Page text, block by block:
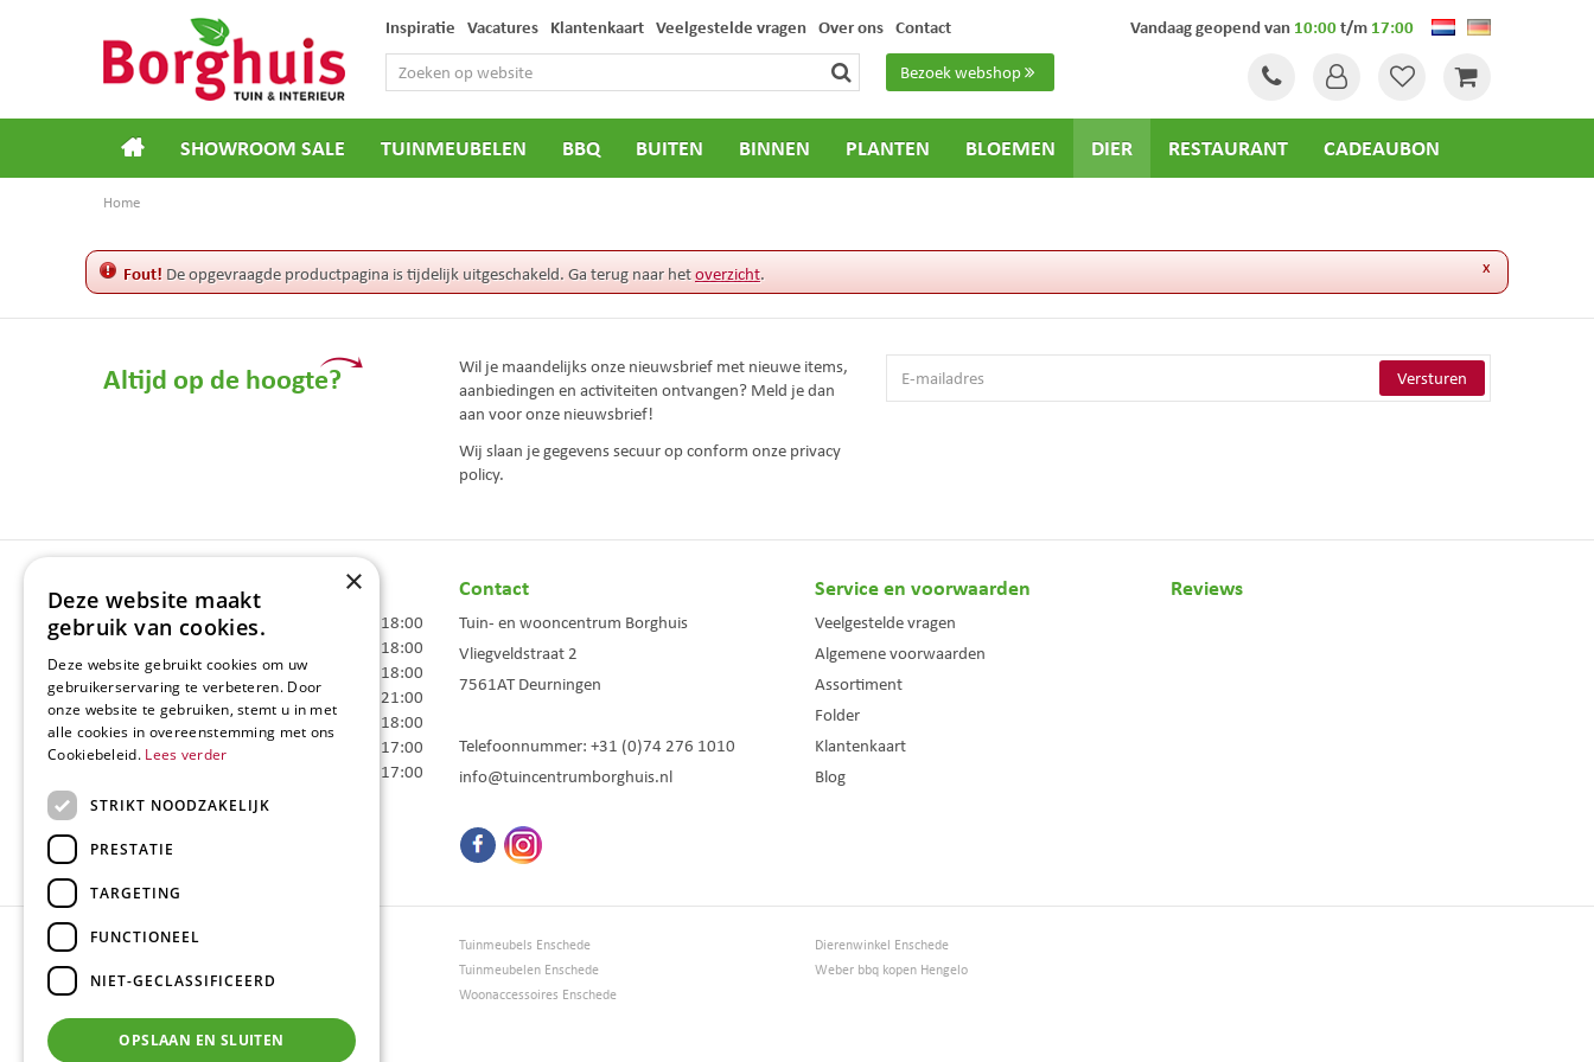
Home
Bezoek webshop
Inspiratie Vacatures Klantenkaart Veelgestelde vragen Over ons Contact Vandaag geopend van10:00t/m17:00
SHOWROOM SALE TUINMEUBELEN BBQ BUITEN BINNEN PLANTEN BLOEMEN DIER RESTAURANT CADEAUBON
x
Fout! De opgevraagde productpagina is tijdelijk uitgeschakeld. Ga terug naar hetoverzicht.
Altijd op de hoogte?
Wil je maandelijks onze nieuwsbrief met nieuwe items,
aanbiedingen en activiteiten ontvangen? Meld je dan
aan voor onze nieuwsbrief!
Wij slaan je gegevens secuur op conform onze privacy
policy.
Openingstijden
Maandag
09:00 - 18:00
09:00 - 18:00
Woensdag
09:00 - 18:00
Donderdag
09:00 - 21:00
Vrijdag
09:00 - 18:00
Zaterdag
09:00 - 17:00
10:00 - 17:00
Toon alle openingstijden
Contact
Tuin- en wooncentrum Borghuis
Vliegveldstraat 2
7561AT Deurningen
Telefoonnummer: +31 (0)74 276 1010
info@tuincentrumborghuis.nl
Service en voorwaarden
Veelgestelde vragen
Algemene voorwaarden
Assortiment
Folder
Klantenkaart
Blog
Reviews
Tuincentrum Borghuis
Bloemen
Barbecues
Tuinmeubels Enschede
Tuinmeubelen Enschede
Woonaccessoires Enschede
Dierenwinkel Enschede
Weber bbq kopen Hengelo
×
Deze website maakt
gebruik van cookies.
Deze website gebruikt cookies om uw
gebruikerservaring te verbeteren. Door
onze website te gebruiken, stemt u in met
alle cookies in overeenstemming met ons
Cookiebeleid. Lees verder
STRIKT NOODZAKELIJK
PRESTATIE
TARGETING
FUNCTIONEEL
NIET-GECLASSIFICEERD
OPSLAAN EN SLUITEN